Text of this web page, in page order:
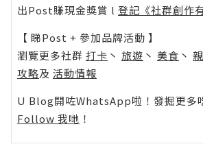
出Post賺現金獎賞 l 登記《社群創作
【 睇Post + 參加品牌活動 】
瀏覽更多社群 打卡 丶 旅遊 丶 美食 丶
攻略及 活動情報
U Blog開咗WhatsApp啦！發掘更多
Follow 我哋 ！